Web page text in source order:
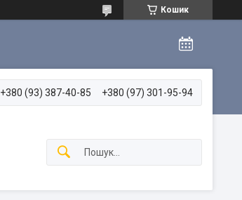
Кошик
+380 (93) 387-40-85 +380 (97) 301-95-94